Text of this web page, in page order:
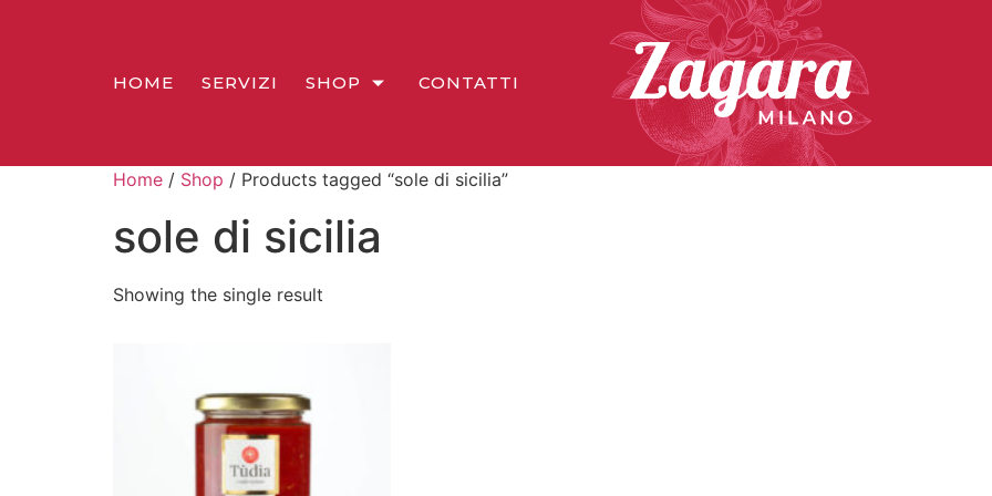
HOME SERVIZI SHOP CONTATTI
Home / Shop / Products tagged “sole di sicilia”
sole di sicilia
Showing the single result